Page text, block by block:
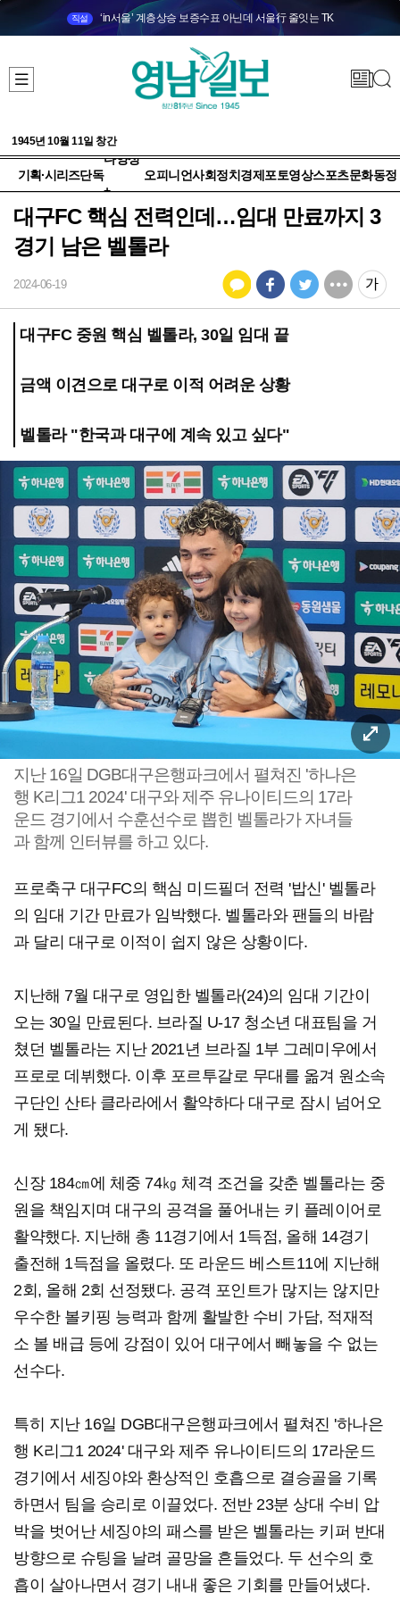
직설 ‘in서울’ 계층상승 보증수표 아닌데 서울行 줄잇는 TK
1945년 10월 11일 창간
기획·시리즈단독
다양성
+
오피니언사회정치 경제 포토영상스포츠문화동정
대구FC 핵심 전력인데…임대 만료까지 3
경기 남은 벨톨라
2024-06-19
대구FC 중원 핵심 벨톨라, 30일 임대 끝
금액 이견으로 대구로 이적 어려운 상황
벨톨라 "한국과 대구에 계속 있고 싶다"
지난 16일 DGB대구은행파크에서 펼쳐진 '하나은
행 K리그1 2024' 대구와 제주 유나이티드의 17라
운드 경기에서 수훈선수로 뽑힌 벨톨라가 자녀들
과 함께 인터뷰를 하고 있다.
프로축구 대구FC의 핵심 미드필더 전력 '밥신' 벨톨라
의 임대 기간 만료가 임박했다. 벨톨라와 팬들의 바람
과 달리 대구로 이적이 쉽지 않은 상황이다.
지난해 7월 대구로 영입한 벨톨라(24)의 임대 기간이
오는 30일 만료된다. 브라질 U-17 청소년 대표팀을 거
쳤던 벨톨라는 지난 2021년 브라질 1부 그레미우에서
프로로 데뷔했다. 이후 포르투갈로 무대를 옮겨 원소속
구단인 산타 클라라에서 활약하다 대구로 잠시 넘어오
게 됐다.
신장 184㎝에 체중 74㎏ 체격 조건을 갖춘 벨톨라는 중
원을 책임지며 대구의 공격을 풀어내는 키 플레이어로
활약했다. 지난해 총 11경기에서 1득점, 올해 14경기
출전해 1득점을 올렸다. 또 라운드 베스트11에 지난해
2회, 올해 2회 선정됐다. 공격 포인트가 많지는 않지만
우수한 볼키핑 능력과 함께 활발한 수비 가담, 적재적
소 볼 배급 등에 강점이 있어 대구에서 빼놓을 수 없는
선수다.
특히 지난 16일 DGB대구은행파크에서 펼쳐진 '하나은
행 K리그1 2024' 대구와 제주 유나이티드의 17라운드
경기에서 세징야와 환상적인 호흡으로 결승골을 기록
하면서 팀을 승리로 이끌었다. 전반 23분 상대 수비 압
박을 벗어난 세징야의 패스를 받은 벨톨라는 키퍼 반대
방향으로 슈팅을 날려 골망을 흔들었다. 두 선수의 호
흡이 살아나면서 경기 내내 좋은 기회를 만들어냈다.